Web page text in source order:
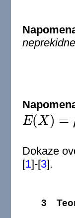
E(X) =
E(X)=μ
Dokaze
[1]-[3].
3